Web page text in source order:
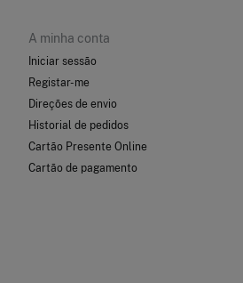
A minha conta
Iniciar sessão
Registar-me
Direções de envio
Historial de pedidos
Cartão Presente Online
Cartão de pagamento